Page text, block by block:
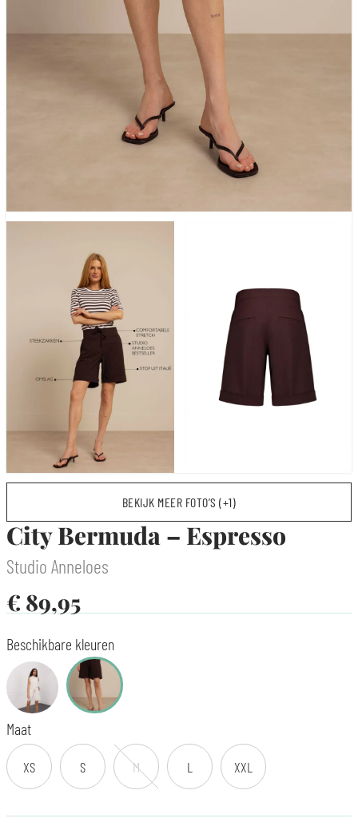
BEKIJK MEER FOTO’S (+1)
City Bermuda – Espresso
Studio Anneloes
€ 89,95
Beschikbare kleuren
Maat
XS S M L XXL